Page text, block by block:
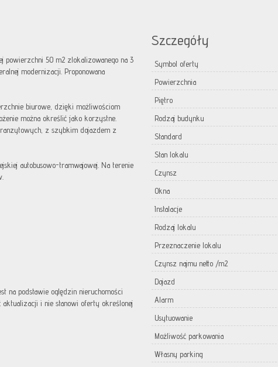
powierzchni 50 m2 zlokalizowanego na 3
modernizacji. Proponowana
biurowe, dzięki możliwościom
można określić jako korzystne.
z szybkim dojazdem z
autobusowo-tramwajowej. Na terenie
na podstawie oględzin nieruchomości
i nie stanowi oferty określonej
Szczegóły
Symbol oferty
Powierzchnia
Piętro
Rodzaj budynku
Standard
Stan lokalu
Czynsz
Okna
Instalacje
Rodzaj lokalu
Przeznaczenie lokalu
Czynsz najmu netto /m2
Dojazd
Alarm
Usytuowanie
Możliwość parkowania
Własny parking